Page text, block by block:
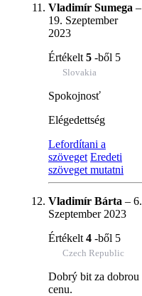
Vladimír Sumega –
19. Szeptember
2023
Értékelt 5 -ből 5
Slovakia
Spokojnosť
Elégedettség
Lefordítani a
szöveget Eredeti
szöveget mutatni
Vladimír Bárta – 6.
Szeptember 2023
Értékelt 4 -ből 5
Czech Republic
Dobrý bit za dobrou
cenu.